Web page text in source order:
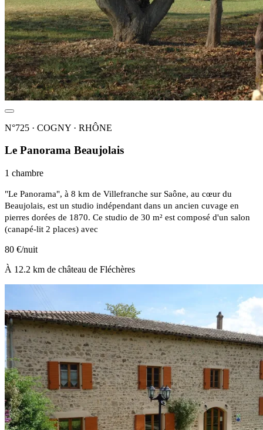
N°725 · COGNY · RHÔNE
Le Panorama Beaujolais
1 chambre
"Le Panorama", à 8 km de Villefranche sur Saône, au cœur du
Beaujolais, est un studio indépendant dans un ancien cuvage en
pierres dorées de 1870. Ce studio de 30 m² est composé d'un salon
(canapé-lit 2 places) avec
80 €/nuit
À 12.2 km de château de Fléchères